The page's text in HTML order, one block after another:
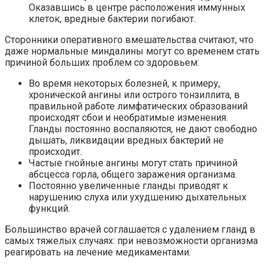
Оказавшись в центре расположения иммунных
клеток, вредные бактерии погибают.
Сторонники оперативного вмешательства считают, что
даже нормальные миндалины могут со временем стать
причиной больших проблем со здоровьем:
Во время некоторых болезней, к примеру,
хронической ангины или острого тонзиллита, в
правильной работе лимфатических образований
происходят сбои и необратимые изменения.
Гланды постоянно воспаляются, не дают свободно
дышать, ликвидации вредных бактерий не
происходит.
Частые гнойные ангины могут стать причиной
абсцесса горла, общего заражения организма.
Постоянно увеличенные гланды приводят к
нарушению слуха или ухудшению дыхательных
функций.
Большинство врачей соглашается с удалением гланд в
самых тяжелых случаях: при невозможности организма
реагировать на лечение медикаментами.